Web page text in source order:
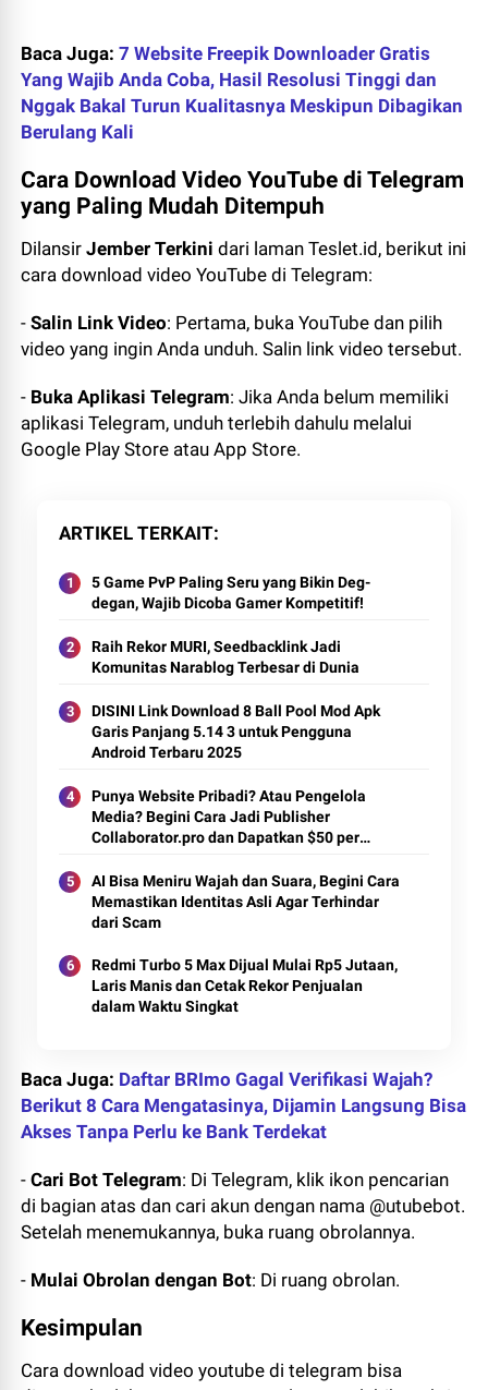
Baca Juga:7 Website Freepik Downloader Gratis
Yang Wajib Anda Coba, Hasil Resolusi Tinggi dan
Nggak Bakal Turun Kualitasnya Meskipun Dibagikan
Berulang Kali
Cara Download Video YouTube di Telegram
yang Paling Mudah Ditempuh
DilansirJember Terkini dari laman Teslet.id, berikut ini
cara download video YouTube di Telegram:
-Salin Link Video: Pertama, buka YouTube dan pilih
video yang ingin Anda unduh. Salin link video tersebut.
- Buka Aplikasi Telegram: Jika Anda belum memiliki
aplikasi Telegram, unduh terlebih dahulu melalui
Google Play Store atau App Store.
ARTIKEL TERKAIT
5 Game PvP Paling Seru yang Bikin Deg-
degan, Wajib Dicoba Gamer Kompetitif!
Raih Rekor MURI, Seedbacklink Jadi
Komunitas Narablog Terbesar di Dunia
DISINI Link Download 8 Ball Pool Mod Apk
Garis Panjang 5.14 3 untuk Pengguna
Android Terbaru 2025
Punya Website Pribadi? Atau Pengelola
Media? Begini Cara Jadi Publisher
Collaborator.pro dan Dapatkan $50 per
AI Bisa Meniru Wajah dan Suara, Begini Cara
Memastikan Identitas Asli Agar Terhindar
dari Scam
Redmi Turbo 5 Max Dijual Mulai Rp5 Jutaan,
Laris Manis dan Cetak Rekor Penjualan
dalam Waktu Singkat
Baca Juga: Daftar BRImo Gagal Verifikasi Wajah?
Berikut 8 Cara Mengatasinya, Dijamin Langsung Bisa
Akses Tanpa Perlu ke Bank Terdekat
-Cari Bot Telegram: Di Telegram, klik ikon pencarian
di bagian atas dan cari akun dengan nama @utubebot.
Setelah menemukannya, buka ruang obrolannya.
- Mulai Obrolan dengan Bot: Di ruang obrolan.
Kesimpulan
Cara download video youtube di telegram bisa